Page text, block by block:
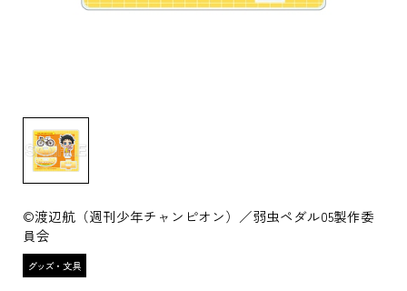
©渡辺航（週刊少年チャンピオン）／弱虫ペダル05製作委
員会